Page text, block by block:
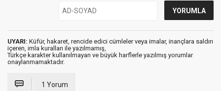
UYARI: Küfür, hakaret, rencide edici cümleler veya imalar, inançlara saldırı
içeren, imla kuralları ile yazılmamış,
Türkçe karakter kullanılmayan ve büyük harflerle yazılmış yorumlar
onaylanmamaktadır.
1 Yorum